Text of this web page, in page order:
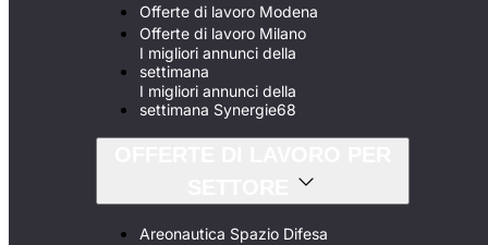
Offerte di lavoro Modena
Offerte di lavoro Milano
I migliori annunci della
settimana
I migliori annunci della
settimana Synergie68
Areonautica Spazio Difesa